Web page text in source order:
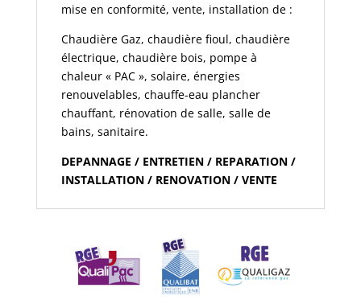
mise en conformité, vente, installation de :
Chaudière Gaz, chaudière fioul, chaudière
électrique, chaudière bois, pompe à
chaleur « PAC », solaire, énergies
renouvelables, chauffe-eau plancher
chauffant, rénovation de salle, salle de
bains, sanitaire.
DEPANNAGE / ENTRETIEN / REPARATION /
INSTALLATION / RENOVATION / VENTE